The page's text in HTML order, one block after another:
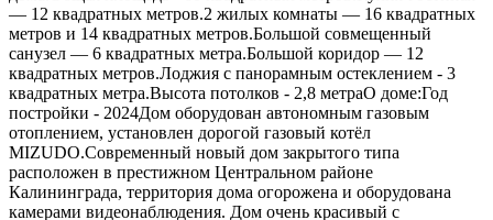
— 12 квадратных метров.2 жилых комнаты — 16 квадратных
метров и 14 квадратных метров.Большой совмещенный
санузел — 6 квадратных метра.Большой коридор — 12
квадратных метров.Лоджия с панорамным остеклением - 3
квадратных метра.Высота потолков - 2,8 метраО доме:Год
постройки - 2024Дом оборудован автономным газовым
отоплением, установлен дорогой газовый котёл
МIZUDО.Современный новый дом закрытого типа
расположен в престижном Центральном районе
Калининграда, территория дома огорожена и оборудована
камерами видеонаблюдения. Дом очень красивый с